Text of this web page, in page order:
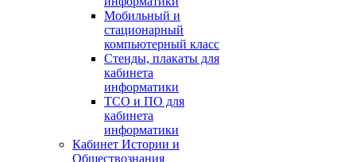
Мобильный и
стационарный
компьютерный класс
Стенды, плакаты для
кабинета
информатики
ТСО и ПО для
кабинета
информатики
Кабинет Истории и
Обществознания